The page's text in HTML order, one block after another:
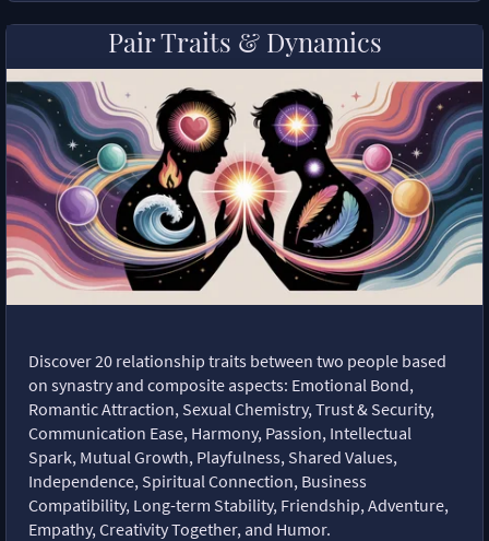
Pair Traits & Dynamics
Discover 20 relationship traits between two people based
on synastry and composite aspects: Emotional Bond,
Romantic Attraction, Sexual Chemistry, Trust & Security,
Communication Ease, Harmony, Passion, Intellectual
Spark, Mutual Growth, Playfulness, Shared Values,
Independence, Spiritual Connection, Business
Compatibility, Long-term Stability, Friendship, Adventure,
Empathy, Creativity Together, and Humor.